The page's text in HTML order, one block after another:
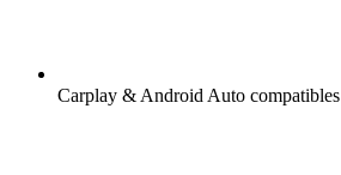
Carplay & Android Auto compatibles